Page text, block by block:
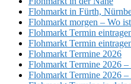
Flohmarkt in Fürth,
Flohmarkt morgen – Wo
Flohmarkt Termin
Flohmarkt Termin
Flohmarkt Termine 2026
Flohmarkt Termine 2026
Flohmarkt Termine 2026 –